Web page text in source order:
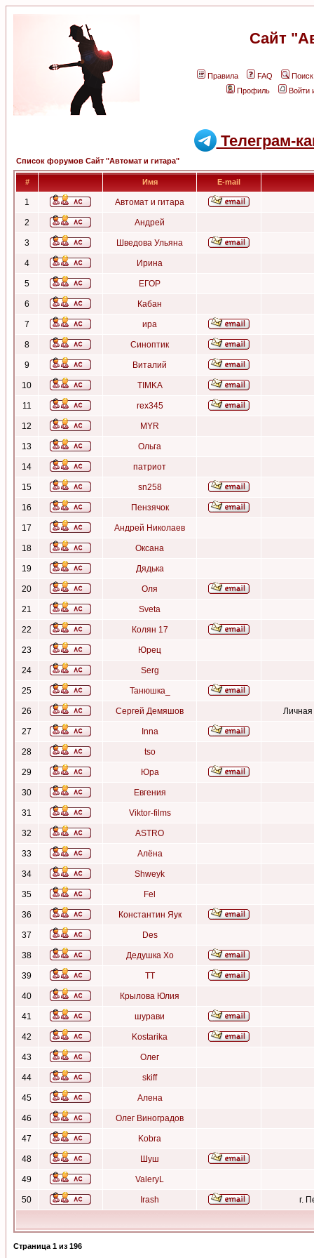
Сайт
Правила FAQ
Поиск
Профиль
Войти
Телеграм-
Список форумов Сайт "Автомат и гитара"
# Имя E-mail
1 Автомат и гитара
2 Андрей
3 Шведова Ульяна
4 Ирина
5 ЕГОР
6 Кабан
7 ира
8 Синоптик
9 Виталий
10 TIMKA
11 rex345
12 MYR
13 Ольга
14 патриот
15 sn258
16 Пензячок
17 Андрей Николаев
18 Оксана
19 Дядька
20 Оля
21 Sveta
22 Колян 17
23 Юрец
24 Serg
25 Танюшка_
26 Сергей Демяшов Личная
27 Inna
28 tso
29 Юра
30 Евгения
31 Viktor-films
32 ASTRO
33 Алёна
34 Shweyk
35 Fel
36 Константин Яук
37 Des
38 Дедушка Хо
39 ТТ
40 Крылова Юлия
41 шурави
42 Kostarika
43 Олег
44 skiff
45 Алена
46 Олег Виноградов
47 Kobra
48 Шуш
49 ValeryL
50 Irash г.
Страница 1 из 196